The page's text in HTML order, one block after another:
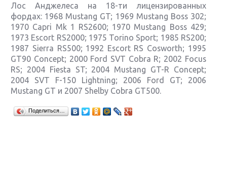
Лос Анджелеса на 18-ти лицензированных
фордах: 1968 Mustang GT; 1969 Mustang Boss 302;
1970 Capri Mk 1 RS2600; 1970 Mustang Boss 429;
1973 Escort RS2000; 1975 Torino Sport; 1985 RS200;
1987 Sierra RS500; 1992 Escort RS Cosworth; 1995
GT90 Concept; 2000 Ford SVT Cobra R; 2002 Focus
RS; 2004 Fiesta ST; 2004 Mustang GT-R Concept;
2004 SVT F-150 Lightning; 2006 Ford GT; 2006
Mustang GT и 2007 Shelby Cobra GT500.
Поделиться…
Крупнейшие релизы мая: Nintendo, Microsoft и
Sony